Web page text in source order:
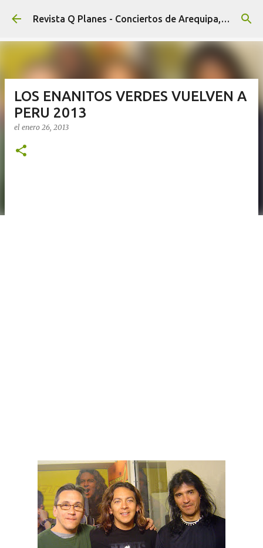
Ir al contenido principal Revista Q Planes - Conciertos de Arequipa, fiestas, eventos y Cultura
LOS ENANITOS VERDES VUELVEN A
PERU 2013
el enero 26, 2013